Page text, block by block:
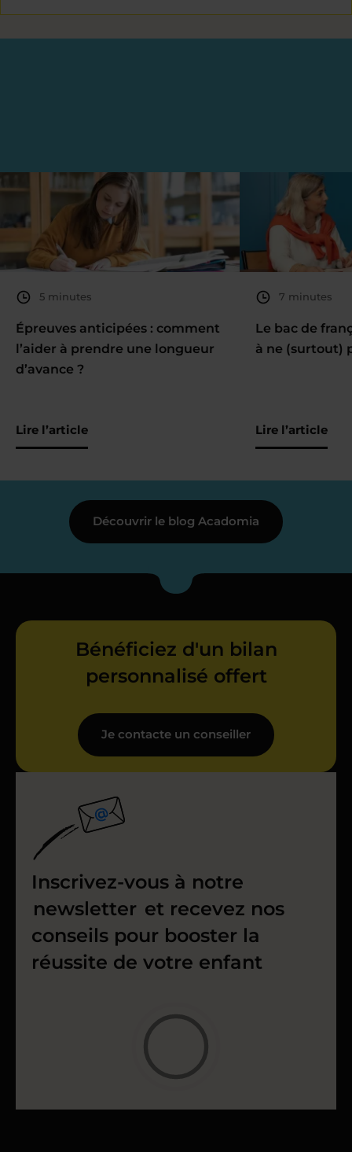
5 minutes
Épreuves anticipées : comment
l’aider à prendre une longueur
d’avance ?
Lire l’article
7 minutes
Le bac de
à ne (surtout)
Lire l’article
Découvrir le blog Acadomia
Bénéficiez d'un bilan
personnalisé offert
Je contacte un conseiller
Inscrivez-vous à notre
newsletter et recevez nos
conseils pour booster la
réussite de votre enfant